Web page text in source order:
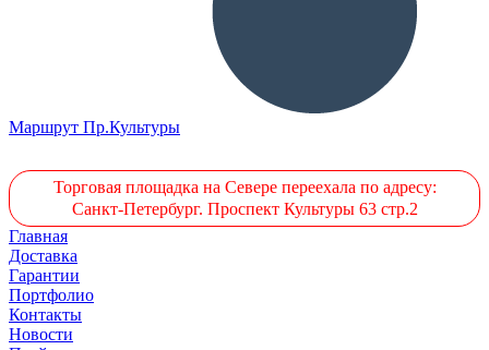
Маршрут Пр.Культуры
Торговая площадка на Севере переехала по адресу:
Санкт-Петербург. Проспект Культуры 63 стр.2
Главная
Доставка
Гарантии
Портфолио
Контакты
Новости